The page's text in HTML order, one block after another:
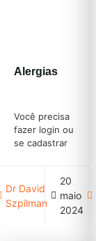
Alergias
Você precisa
fazer login ou
se cadastrar
acima)
Dr David
Szpilman
20
maio
2024